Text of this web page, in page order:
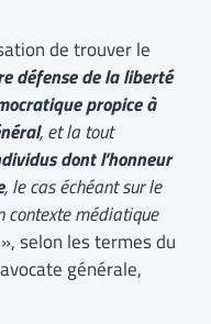
de trouver le
défense de la liberté
propice à
, et la tout
dont l’honneur
, le cas échéant sur le
contexte médiatique
», selon les termes du
générale,